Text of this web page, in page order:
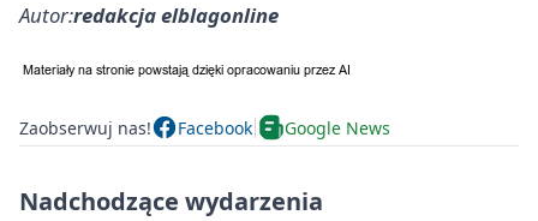
Autor:redakcja elblagonline
Zaobserwuj nas! Facebook Google News
Nadchodzące wydarzenia